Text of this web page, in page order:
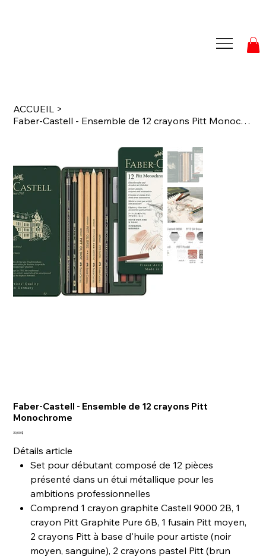
ACCUEIL >
Faber-Castell - Ensemble de 12 crayons Pitt Monochrome
Faber-Castell - Ensemble de 12 crayons Pitt
Monochrome
Prix
30,00 $
Détails article
Set pour débutant composé de 12 pièces
présenté dans un étui métallique pour les
ambitions professionnelles
Comprend 1 crayon graphite Castell 9000 2B, 1
crayon Pitt Graphite Pure 6B, 1 fusain Pitt moyen,
2 crayons Pitt à base d'huile pour artiste (noir
moyen, sanguine), 2 crayons pastel Pitt (brun